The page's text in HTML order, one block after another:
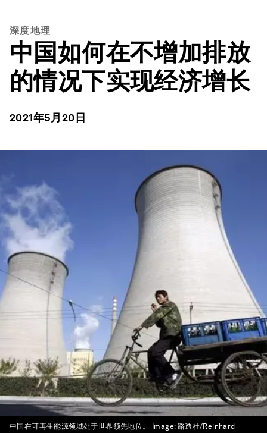
深度地理
中国如何在不增加排放
的情况下实现经济增长
2021年5月20日
中国在可再生能源领域处于世界领先地位。 Image: 路透社/Reinhard